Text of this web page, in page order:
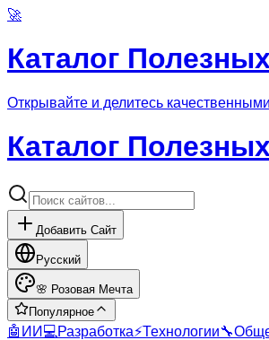
🚀
Каталог
Открывайте и делитесь
Каталог
Добавить Сайт
Русский
🌸 Розовая Мечта
Популярное
🤖 ИИ 💻 Разработка⚡Технологии🔧